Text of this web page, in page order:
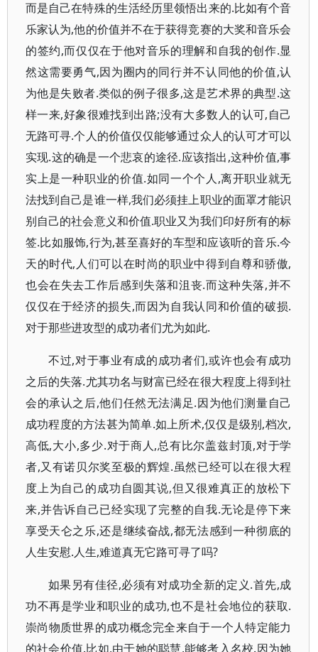
而是自己在特殊的生活经历里领悟出来的.比如有个音
乐家认为,他的价值并不在于获得竞赛的大奖和音乐会
的签约,而仅仅在于他对音乐的理解和自我的创作.显
然这需要勇气,因为圈内的同行并不认同他的价值,认
为他是失败者.类似的例子很多,这是艺术界的典型.这
样一来,好象很难找到出路;没有大多数人的认可,自己
无路可寻.个人的价值仅仅能够通过众人的认可才可以
实现.这的确是一个悲哀的途径.应该指出,这种价值,事
实上是一种职业的价值.如同一个个人,离开职业就无
法找到自己是谁一样,我们必须挂上职业的面罩才能识
别自己的社会意义和价值.职业又为我们印好所有的标
签.比如服饰,行为,甚至喜好的车型和应该听的音乐.今
天的时代,人们可以在时尚的职业中得到自尊和骄傲,
也会在失去工作后感到失落和沮丧.而这种失落,并不
仅仅在于经济的损失,而因为自我认同和价值的破损.
对于那些进攻型的成功者们尤为如此.
不过,对于事业有成的成功者们,或许也会有成功
之后的失落.尤其功名与财富已经在很大程度上得到社
会的承认之后,他们任然无法满足.因为他们测量自己
成功程度的方法甚为简单.如上所术,仅仅是级别,档次,
高低,大小,多少.对于商人,总有比尔盖兹封顶,对于学
者,又有诺贝尔奖至极的辉煌.虽然已经可以在很大程
度上为自己的成功自圆其说,但又很难真正的放松下
来,并告诉自己已经实现了完整的自我.无论是停下来
享受天仑之乐,还是继续奋战,都无法感到一种彻底的
人生安慰.人生,难道真无它路可寻了吗?
如果另有佳径,必须有对成功全新的定义.首先,成
功不再是学业和职业的成功,也不是社会地位的获取.
崇尚物质世界的成功概念完全来自于一个人特定能力
的社会价值.比如,由于她的聪慧,能够考入名校.因为她